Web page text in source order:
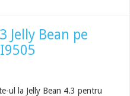
Jelly Bean pe
ul la Jelly Bean 4.3 pentru